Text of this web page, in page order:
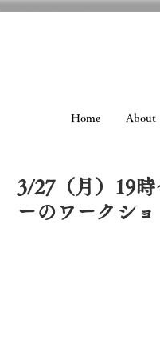
Home About
3/27（月）19
ーのワークショ